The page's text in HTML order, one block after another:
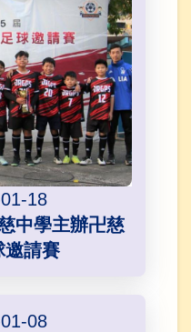
18
中學主辦卍慈
邀請賽
08